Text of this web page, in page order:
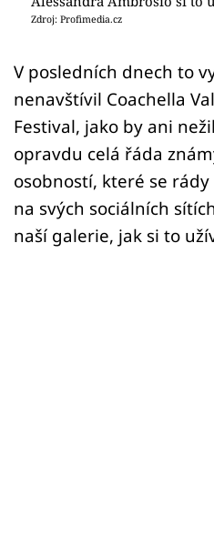
Sledujte nás
Zdroj: Profimedia.cz
V posledních dnech to
nenavštívil Coachella
Festival, jako by ani
opravdu celá řáda
osobností, které se
na svých sociálních
naší galerie, jak si to